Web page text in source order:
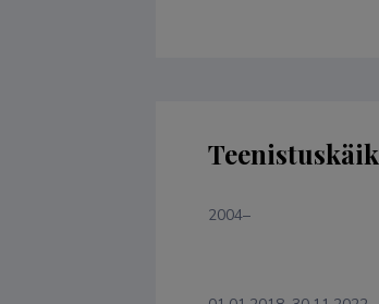
Teenistuskäik
2004–